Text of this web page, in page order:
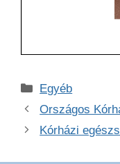
Kategória
Egyéb
Országos
Kórházi